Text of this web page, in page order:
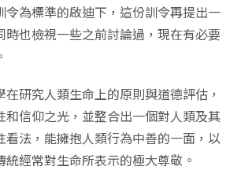
令為標準的啟迪下，這份訓令再提出一
時也檢視一些之前討論過，現在有必要
在研究人類生命上的原則與道德評估，
和信仰之光，並整合出一個對人類及其
看法，能擁抱人類行為中善的一面，以
經常對生命所表示的極大尊敬。